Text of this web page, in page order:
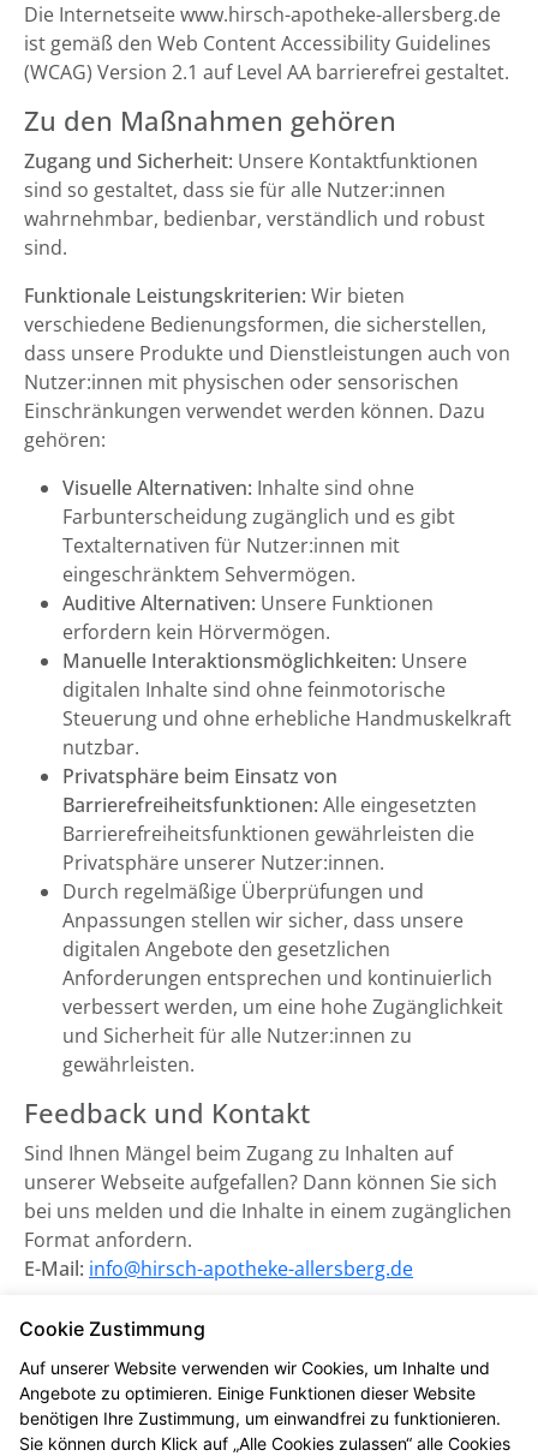
Die Internetseite www.hirsch-apotheke-allersberg.de
ist gemäß den Web Content Accessibility Guidelines
(WCAG) Version 2.1 auf Level AA barrierefrei gestaltet.
Zu den Maßnahmen gehören
Zugang und Sicherheit: Unsere Kontaktfunktionen
sind so gestaltet, dass sie für alle Nutzer:innen
wahrnehmbar, bedienbar, verständlich und robust
sind.
Funktionale Leistungskriterien: Wir bieten
verschiedene Bedienungsformen, die sicherstellen,
dass unsere Produkte und Dienstleistungen auch von
Nutzer:innen mit physischen oder sensorischen
Einschränkungen verwendet werden können. Dazu
gehören:
Visuelle Alternativen: Inhalte sind ohne
Farbunterscheidung zugänglich und es gibt
Textalternativen für Nutzer:innen mit
eingeschränktem Sehvermögen.
Auditive Alternativen: Unsere Funktionen
erfordern kein Hörvermögen.
Manuelle Interaktionsmöglichkeiten: Unsere
digitalen Inhalte sind ohne feinmotorische
Steuerung und ohne erhebliche Handmuskelkraft
nutzbar.
Privatsphäre beim Einsatz von
Barrierefreiheitsfunktionen: Alle eingesetzten
Barrierefreiheitsfunktionen gewährleisten die
Privatsphäre unserer Nutzer:innen.
Durch regelmäßige Überprüfungen und
Anpassungen stellen wir sicher, dass unsere
digitalen Angebote den gesetzlichen
Anforderungen entsprechen und kontinuierlich
verbessert werden, um eine hohe Zugänglichkeit
und Sicherheit für alle Nutzer:innen zu
gewährleisten.
Feedback und Kontakt
Sind Ihnen Mängel beim Zugang zu Inhalten auf
unserer Webseite aufgefallen? Dann können Sie sich
bei uns melden und die Inhalte in einem zugänglichen
Format anfordern.
E-Mail: info@hirsch-apotheke-allersberg.de
Zuständige Marktüberwachungsbehörde:
Marktüberwachungsstelle der Länder für die
Barrierefreiheit von Produkten und Dienstleistungen
(MLBF) in Magdeburg, Sachsen-Anhalt.
Cookie Zustimmung
Auf unserer Website verwenden wir Cookies, um Inhalte und
Angebote zu optimieren. Einige Funktionen dieser Website
benötigen Ihre Zustimmung, um einwandfrei zu funktionieren.
Sie können durch Klick auf „Alle Cookies zulassen“ alle Cookies